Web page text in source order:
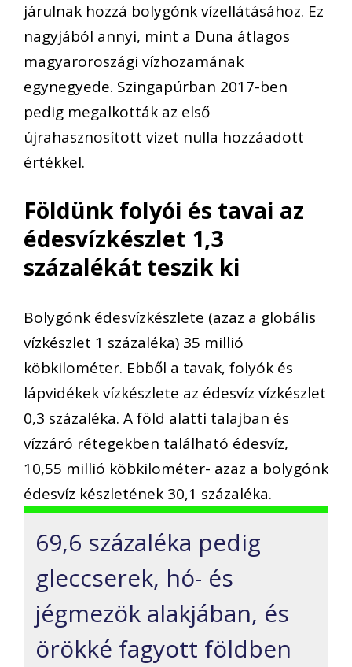
járulnak hozzá bolygónk vízellátásához. Ez
nagyjából annyi, mint a Duna átlagos
magyaroroszági vízhozamának
egynegyede. Szingapúrban 2017-ben
pedig megalkották az első
újrahasznosított vizet nulla hozzáadott
értékkel.
Földünk folyói és tavai az
édesvízkészlet 1,3
százalékát teszik ki
Bolygónk édesvízkészlete (azaz a globális
vízkészlet 1 százaléka) 35 millió
köbkilométer. Ebből a tavak, folyók és
lápvidékek vízkészlete az édesvíz vízkészlet
0,3 százaléka. A föld alatti talajban és
vízzáró rétegekben található édesvíz,
10,55 millió köbkilométer- azaz a bolygónk
édesvíz készletének 30,1 százaléka.
69,6 százaléka pedig
gleccserek, hó- és
jégmezök alakjában, és
örökké fagyott földben